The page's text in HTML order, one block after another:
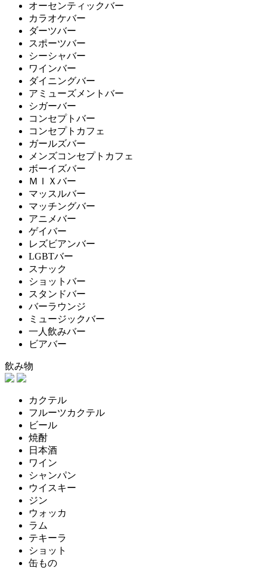
オーセンティックバー
カラオケバー
ダーツバー
スポーツバー
シーシャバー
ワインバー
ダイニングバー
アミューズメントバー
シガーバー
コンセプトバー
コンセプトカフェ
ガールズバー
メンズコンセプトカフェ
ボーイズバー
ＭＩＸバー
マッスルバー
マッチングバー
アニメバー
ゲイバー
レズビアンバー
LGBTバー
スナック
ショットバー
スタンドバー
バーラウンジ
ミュージックバー
一人飲みバー
ビアバー
飲み物
カクテル
フルーツカクテル
ビール
焼酎
日本酒
ワイン
シャンパン
ウイスキー
ジン
ウォッカ
ラム
テキーラ
ショット
缶もの